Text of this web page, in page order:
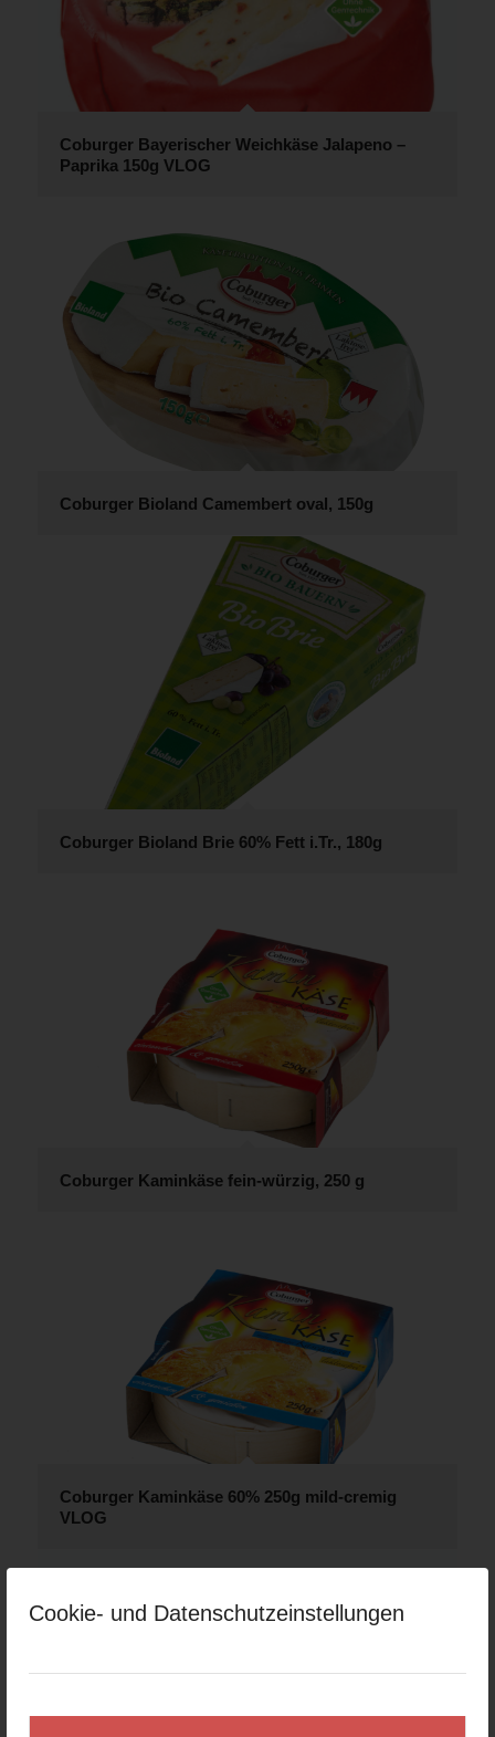
Cookie- und Datenschutzeinstellungen
Coburger Bayerischer Weichkäse Jalapeno –
Paprika 150g VLOG
Coburger Bioland Camembert oval, 150g
Coburger Bioland Brie 60% Fett i.Tr., 180g
Coburger Kaminkäse fein-würzig, 250 g
Coburger Kaminkäse 60% 250g mild-cremig
VLOG